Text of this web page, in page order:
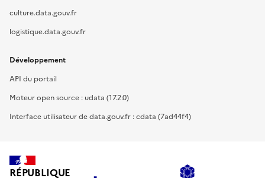
culture.data.gouv.fr
logistique.data.gouv.fr
Développement
API du portail
Moteur open source : udata (17.2.0)
Interface utilisateur de data.gouv.fr : cdata (7ad44f4)
RÉPUBLIQUE